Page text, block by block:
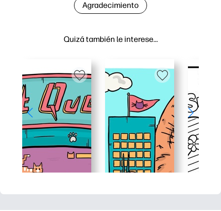
Quizá también le interese…
Agradecimiento